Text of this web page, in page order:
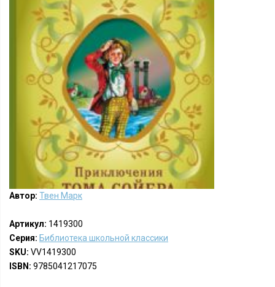
Автор: Твен Марк
Артикул: 1419300
Серия: Библиотека школьной классики
SKU: VV1419300
ISBN: 9785041217075